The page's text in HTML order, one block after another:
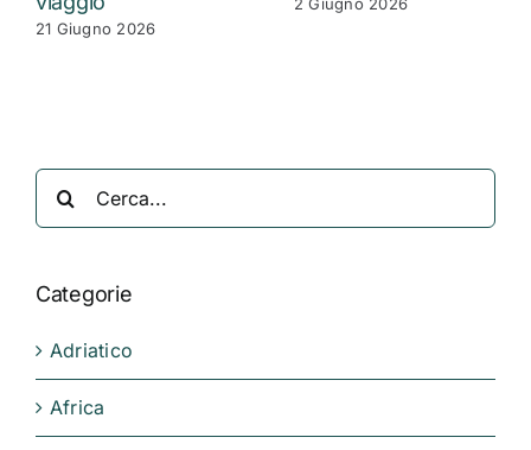
21 Giugno 2026
Cerca
per:
Categorie
Adriatico
Africa